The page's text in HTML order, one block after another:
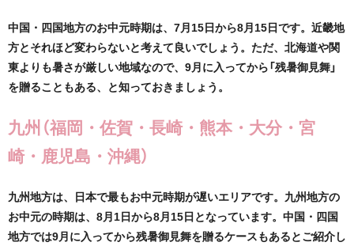
中国・四国地方のお中元時期は、7月15日から8月15日です。近畿地
方とそれほど変わらないと考えて良いでしょう。ただ、北海道や関
東よりも暑さが厳しい地域なので、9月に入ってから「残暑御見舞」
を贈ることもある、と知っておきましょう。
九州（福岡・佐賀・長崎・熊本・大分・宮
崎・鹿児島・沖縄）
九州地方は、日本で最もお中元時期が遅いエリアです。九州地方の
お中元の時期は、8月1日から8月15日となっています。中国・四国
地方では9月に入ってから残暑御見舞を贈るケースもあるとご紹介し